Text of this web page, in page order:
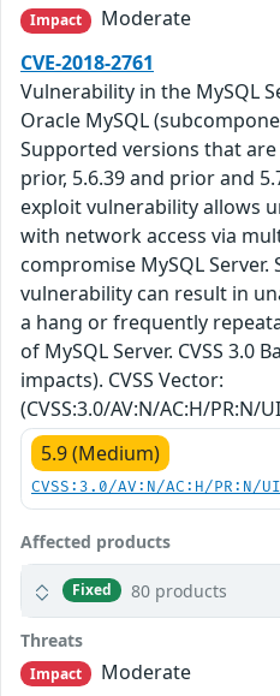
Impact
Moderate
CVE-2018-2761
Vulnerability in the MySQL
Oracle MySQL
Supported versions that
prior, 5.6.39 and prior and
exploit vulnerability allows
with network access via
compromise MySQL
vulnerability can result in
a hang or frequently
of MySQL Server. CVSS 3.0
impacts). CVSS Vector:
(CVSS:3.0/AV:N/AC:H/PR:N/
5.9 (Medium)
CVSS:3.0/AV:N/AC:H/PR:N/
Affected products
Fixed 80 products
Threats
Impact Moderate